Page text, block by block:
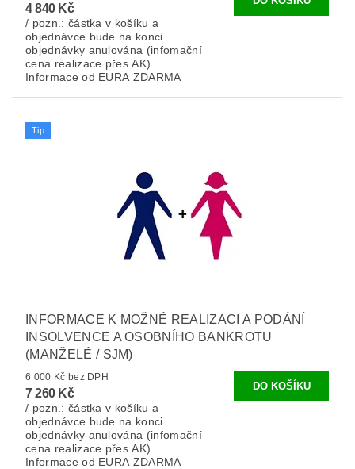
4 840 Kč
/ pozn.: částka v košíku a
objednávce bude na konci
objednávky anulována (infomační
cena realizace přes AK).
Informace od EURA ZDARMA
Tip
INFORMACE K MOŽNÉ REALIZACI A PODÁNÍ
INSOLVENCE A OSOBNÍHO BANKROTU
(MANŽELÉ / SJM)
6 000 Kč bez DPH
7 260 Kč
/ pozn.: částka v košíku a
objednávce bude na konci
objednávky anulována (infomační
cena realizace přes AK).
Informace od EURA ZDARMA